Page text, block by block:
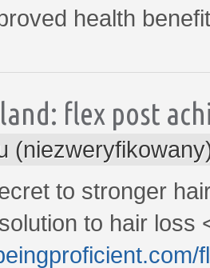
health
flex post
to stronger
to hair loss